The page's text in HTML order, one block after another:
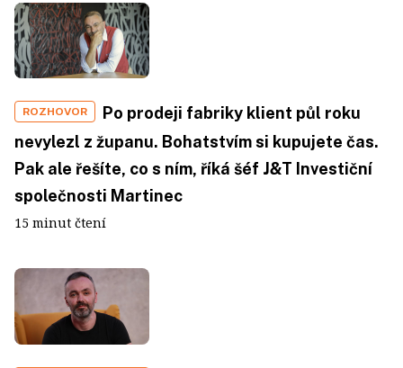
ROZHOVOR
Po prodeji fabriky klient půl roku
nevylezl z županu. Bohatstvím si kupujete čas.
Pak ale řešíte, co s ním, říká šéf J&T Investiční
společnosti Martinec
15 minut čtení